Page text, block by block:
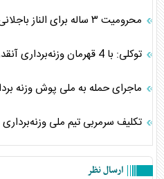
محرومیت ۳ ساله برای الناز باجلانی صحت دارد؟!
توکلی: با 4 قهرمان وزنه‌برداری آنقدر می‌تازانیم تا خلاء ایجاد شود
ماجرای حمله به ملی پوش وزنه
تکلیف سرمربی تیم ملی
ارسال نظر